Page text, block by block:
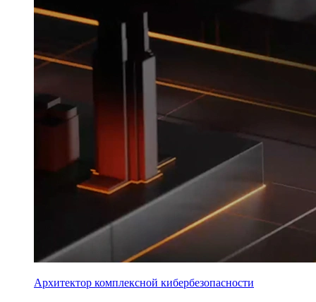
Архитектор комплексной кибербезопасности